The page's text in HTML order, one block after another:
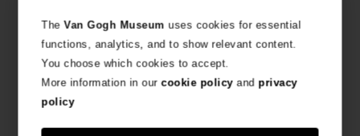
TheVan Gogh Museum uses cookies for essential
functions, analytics, and to show relevant content.
You choose which cookies to accept.
More information in ourcookie policyand privacy
policy